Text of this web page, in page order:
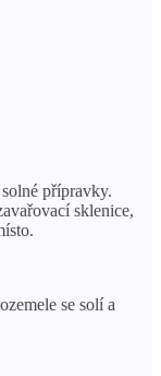
přípravky.
sklenice,
se solí a